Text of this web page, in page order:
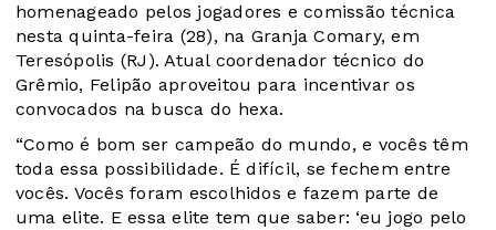
homenageado pelos jogadores e comissão técnica
nesta quinta-feira (28), na Granja Comary, em
Teresópolis (RJ). Atual coordenador técnico do
Grêmio, Felipão aproveitou para incentivar os
convocados na busca do hexa.
“Como é bom ser campeão do mundo, e vocês têm
toda essa possibilidade. É difícil, se fechem entre
vocês. Vocês foram escolhidos e fazem parte de
uma elite. E essa elite tem que saber: ‘eu jogo pelo